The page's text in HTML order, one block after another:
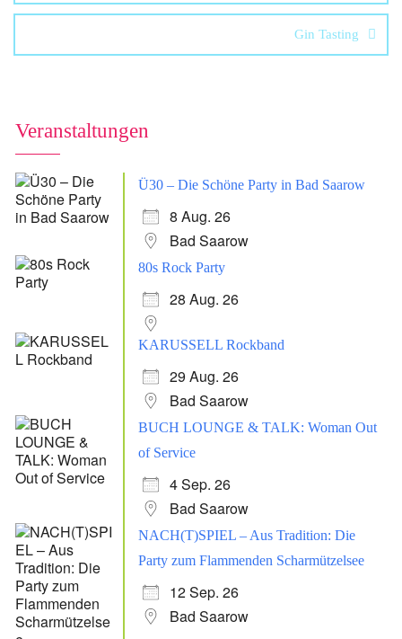
Gin Tasting
Veranstaltungen
Ü30 – Die Schöne Party in Bad Saarow
8 Aug. 26
Bad Saarow
80s Rock Party
28 Aug. 26
KARUSSELL Rockband
29 Aug. 26
Bad Saarow
BUCH LOUNGE & TALK: Woman Out
of Service
4 Sep. 26
Bad Saarow
NACH(T)SPIEL – Aus Tradition: Die
Party zum Flammenden Scharmützelsee
12 Sep. 26
Bad Saarow